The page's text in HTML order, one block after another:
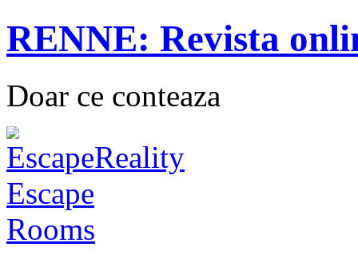
RENNE: Revista
Doar ce conteaza